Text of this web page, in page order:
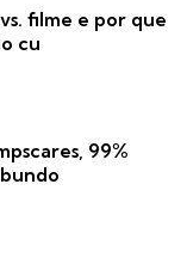
filme e por que
cu
99%